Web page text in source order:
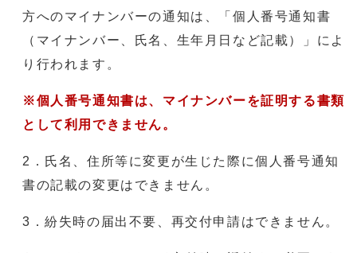
方へのマイナンバーの通知は、「個人番号通知書
（マイナンバー、氏名、生年月日など記載）」によ
り行われます。
※個人番号通知書は、マイナンバーを証明する書類
として利用できません。
2．氏名、住所等に変更が生じた際に個人番号通知
書の記載の変更はできません。
3．紛失時の届出不要、再交付申請はできません。